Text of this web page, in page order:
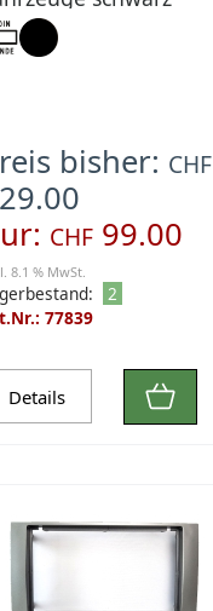
bisher: CHF
CHF 99.00
8.1 % MwSt.
2
77839
Details